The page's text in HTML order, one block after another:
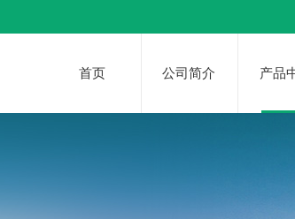
首页 公司简介 产品